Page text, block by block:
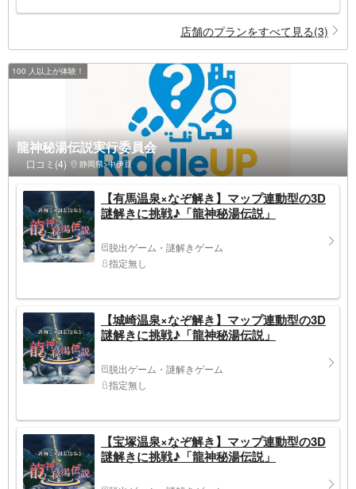
店舗のプランをすべて見る(3)
100 人以上が体験！
龍神秘湯伝説実行委員会
口コミ(4) 静岡県>中伊豆
【有馬温泉×なぞ解き】マップ連動型の3D
謎解きに挑戦♪「龍神秘湯伝説」
脱出ゲーム・謎解きゲーム
指定無し
【城崎温泉×なぞ解き】マップ連動型の3D
謎解きに挑戦♪「龍神秘湯伝説」
脱出ゲーム・謎解きゲーム
指定無し
【宝塚温泉×なぞ解き】マップ連動型の3D
謎解きに挑戦♪「龍神秘湯伝説」